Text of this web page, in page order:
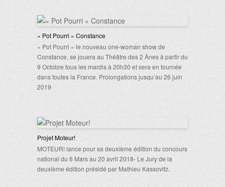
« Pot Pourri » Constance
« Pot Pourri » le nouveau one-woman show de
Constance, se jouera au Théâtre des 2 Ânes à partir du
9 Octobre tous les mardis à 20h30 et sera en tournée
dans toutes la France. Prolongations jusqu’au 26 juin
2019
Projet Moteur!
MOTEUR! lance pour sa deuxième édition du concours
national du 6 Mars au 20 avril 2018- Le Jury de la
deuxième édition présidé par Mathieu Kassovitz.